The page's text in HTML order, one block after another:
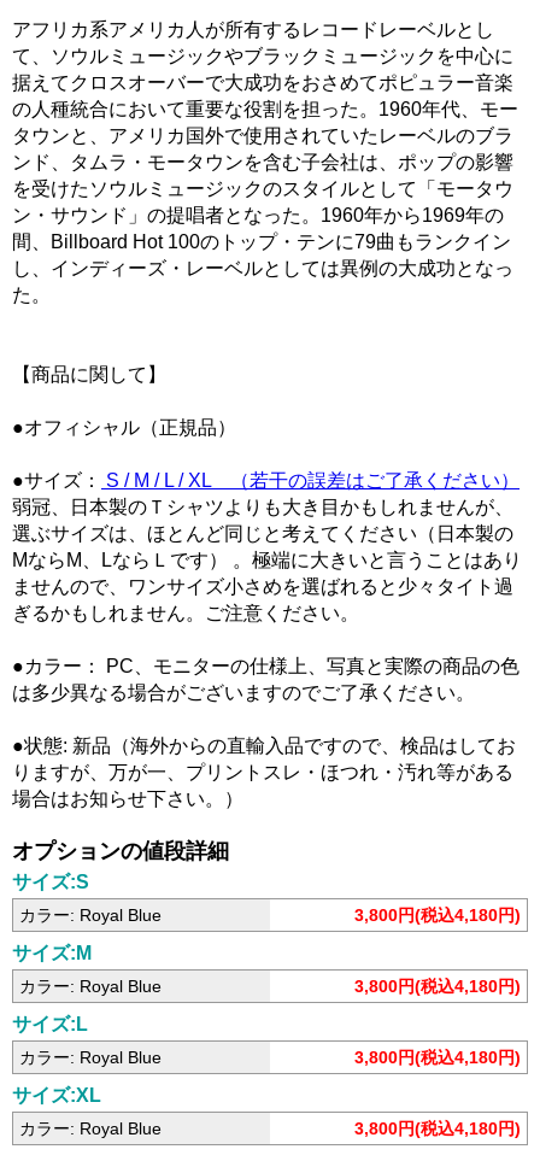
アフリカ系アメリカ人が所有するレコードレーベルとし
て、ソウルミュージックやブラックミュージックを中心に
据えてクロスオーバーで大成功をおさめてポピュラー音楽
の人種統合において重要な役割を担った。1960年代、モー
タウンと、アメリカ国外で使用されていたレーベルのブラ
ンド、タムラ・モータウンを含む子会社は、ポップの影響
を受けたソウルミュージックのスタイルとして「モータウ
ン・サウンド」の提唱者となった。1960年から1969年の
間、Billboard Hot 100のトップ・テンに79曲もランクイン
し、インディーズ・レーベルとしては異例の大成功となっ
た。
【商品に関して】
●オフィシャル（正規品）
●サイズ：
S / M / L / XL （若干の誤差はご了承ください）
弱冠、日本製のＴシャツよりも大き目かもしれませんが、
選ぶサイズは、ほとんど同じと考えてください（日本製の
MならM、LならＬです） 。極端に大きいと言うことはあり
ませんので、ワンサイズ小さめを選ばれると少々タイト過
ぎるかもしれません。ご注意ください。
●カラー： PC、モニターの仕様上、写真と実際の商品の色
は多少異なる場合がございますのでご了承ください。
●状態: 新品（海外からの直輸入品ですので、検品はしてお
りますが、万が一、プリントスレ・ほつれ・汚れ等がある
場合はお知らせ下さい。）
オプションの値段詳細
サイズ:S
カラー: Royal Blue 3,800円(税込4,180円)
サイズ:M
カラー: Royal Blue 3,800円(税込4,180円)
サイズ:L
カラー: Royal Blue 3,800円(税込4,180円)
サイズ:XL
カラー: Royal Blue 3,800円(税込4,180円)